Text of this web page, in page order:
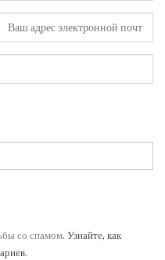
со спамом. Узнайте, как
.